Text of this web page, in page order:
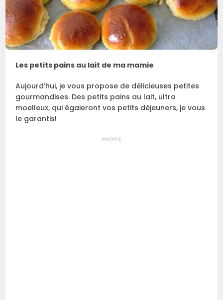
Les petits pains au lait de ma mamie
Aujourd’hui, je vous propose de délicieuses petites
gourmandises. Des petits pains au lait, ultra
moelleux, qui égaieront vos petits déjeuners, je vous
le garantis!
ANNONCE